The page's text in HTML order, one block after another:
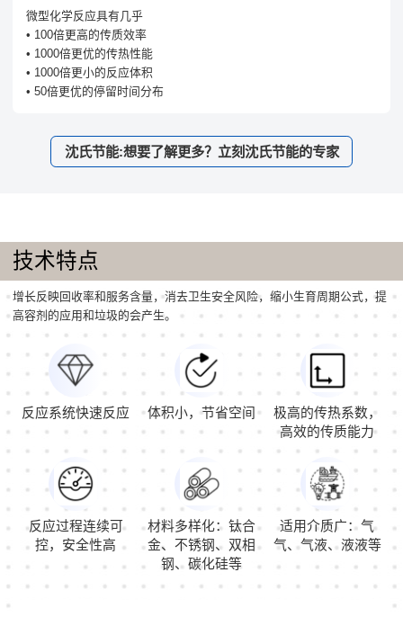
微型化学反应具有几乎
• 100倍更高的传质效率
• 1000倍更优的传热性能
• 1000倍更小的反应体积
• 50倍更优的停留时间分布
沈氏节能:想要了解更多？立刻沈氏节能的专家
技术特点
增长反映回收率和服务含量，消去卫生安全风险，缩小生育周期公式，提
高容剂的应用和垃圾的会产生。
反应系统快速反应 体积小，节省空间
极高的传热系数，
高效的传质能力
反应过程连续可
控，安全性高
材料多样化：钛合
金、不锈钢、双相
钢、碳化硅等
适用介质广：气
气、气液、液液等